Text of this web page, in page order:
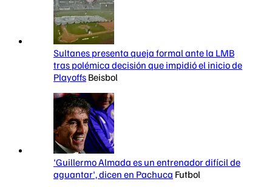
Sultanes presenta queja formal ante la LMB
tras polémica decisión que impidió el inicio de
Playoffs Beisbol
'Guillermo Almada es un entrenador difícil de
aguantar', dicen en Pachuca Futbol